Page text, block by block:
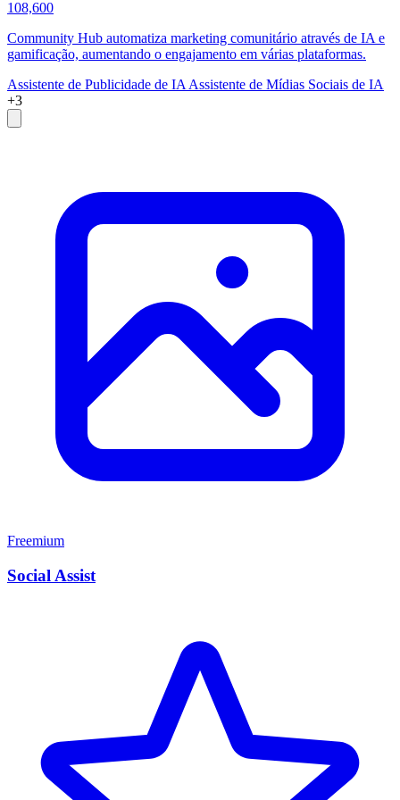
108,600
Community Hub automatiza marketing comunitário através de IA e
gamificação, aumentando o engajamento em várias plataformas.
Assistente de Publicidade de IA Assistente de Mídias Sociais de IA
+3
Freemium
Social Assist